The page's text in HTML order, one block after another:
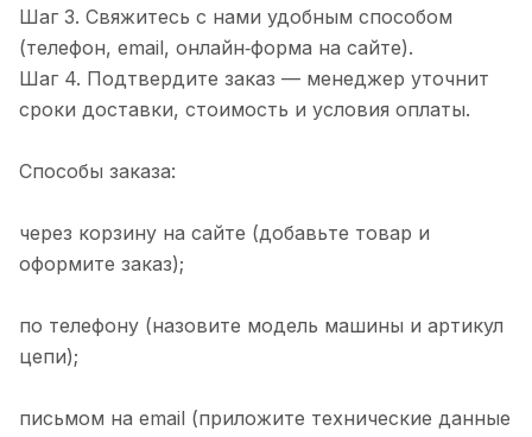
Шаг 3. Свяжитесь с нами удобным способом
(телефон, email, онлайн‑форма на сайте).
Шаг 4. Подтвердите заказ — менеджер уточнит
сроки доставки, стоимость и условия оплаты.
Способы заказа:
через корзину на сайте (добавьте товар и
оформите заказ);
по телефону (назовите модель машины и артикул
цепи);
письмом на email (приложите технические данные